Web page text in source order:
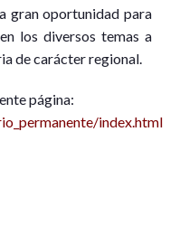
gran oportunidad para
los diversos temas a
de carácter regional.
página:
index.html